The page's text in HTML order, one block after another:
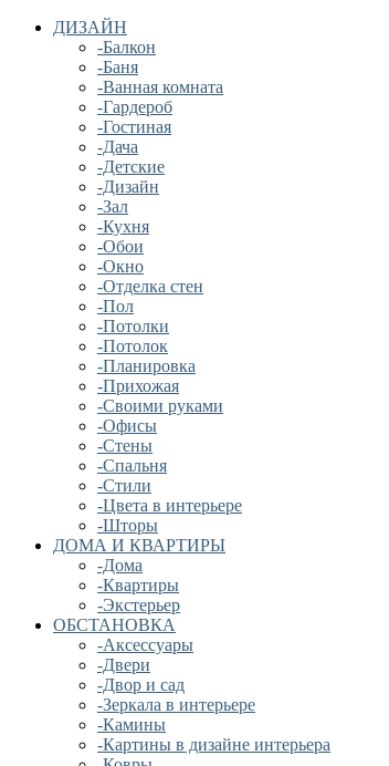
ДИЗАЙН
-Балкон
-Баня
-Ванная комната
-Гардероб
-Гостиная
-Дача
-Детские
-Дизайн
-Зал
-Кухня
-Обои
-Окно
-Отделка стен
-Пол
-Потолки
-Потолок
-Планировка
-Прихожая
-Своими руками
-Офисы
-Стены
-Спальня
-Стили
-Цвета в интерьере
-Шторы
ДОМА И КВАРТИРЫ
-Дома
-Квартиры
-Экстерьер
ОБСТАНОВКА
-Аксессуары
-Двери
-Двор и сад
-Зеркала в интерьере
-Камины
-Картины в дизайне интерьера